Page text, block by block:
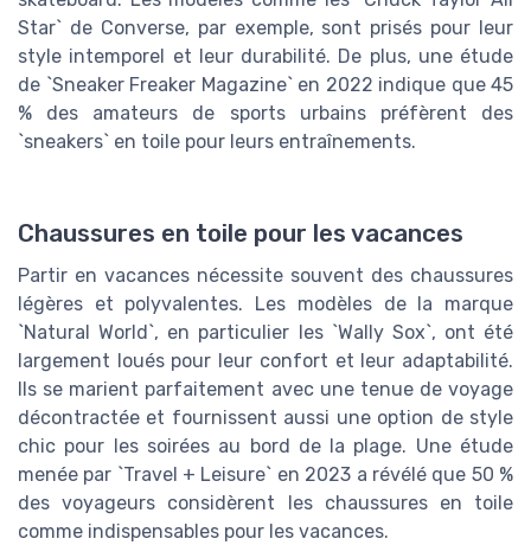
Star` de Converse, par exemple, sont prisés pour leur
style intemporel et leur durabilité. De plus, une étude
de `Sneaker Freaker Magazine` en 2022 indique que 45
% des amateurs de sports urbains préfèrent des
`sneakers` en toile pour leurs entraînements.
Chaussures en toile pour les vacances
Partir en vacances nécessite souvent des chaussures
légères et polyvalentes. Les modèles de la marque
`Natural World`, en particulier les `Wally Sox`, ont été
largement loués pour leur confort et leur adaptabilité.
Ils se marient parfaitement avec une tenue de voyage
décontractée et fournissent aussi une option de style
chic pour les soirées au bord de la plage. Une étude
menée par `Travel + Leisure` en 2023 a révélé que 50 %
des voyageurs considèrent les chaussures en toile
comme indispensables pour les vacances.